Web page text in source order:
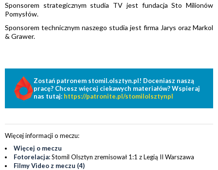
Sponsorem strategicznym studia TV jest fundacja Sto Milionów
Pomysłów.
Sponsorem technicznym naszego studia jest firma Jarys oraz Markol
& Grawer.
Zostań patronem stomil.olsztyn.pl! Doceniasz naszą
pracę? Chcesz więcej ciekawych materiałów? Wspieraj
nas tutaj: https://patronite.pl/stomilolsztynpl
Więcej informacji o meczu:
Więcej o meczu
Fotorelacja:Stomil Olsztyn zremisował 1:1 z Legią II Warszawa
Filmy Video z meczu (4)